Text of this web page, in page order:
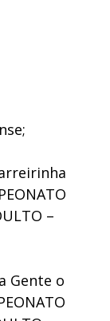
–
Gente o